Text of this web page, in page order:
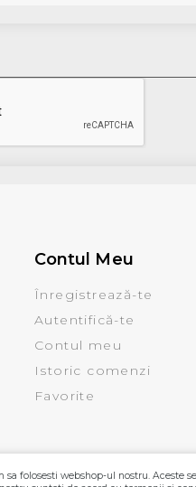
Contul Meu
Înregistrează-te
Autentifică-te
Contul meu
Istoric comenzi
Favorite
folosesti webshop-ul nostru. Aceste